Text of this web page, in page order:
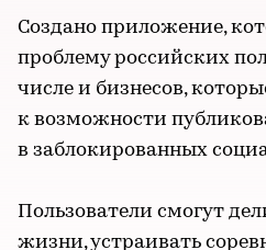
Создано приложение,
проблему российских
числе и бизнесов,
к возможности
в заблокированных
Пользователи смогут
жизни, устраивать